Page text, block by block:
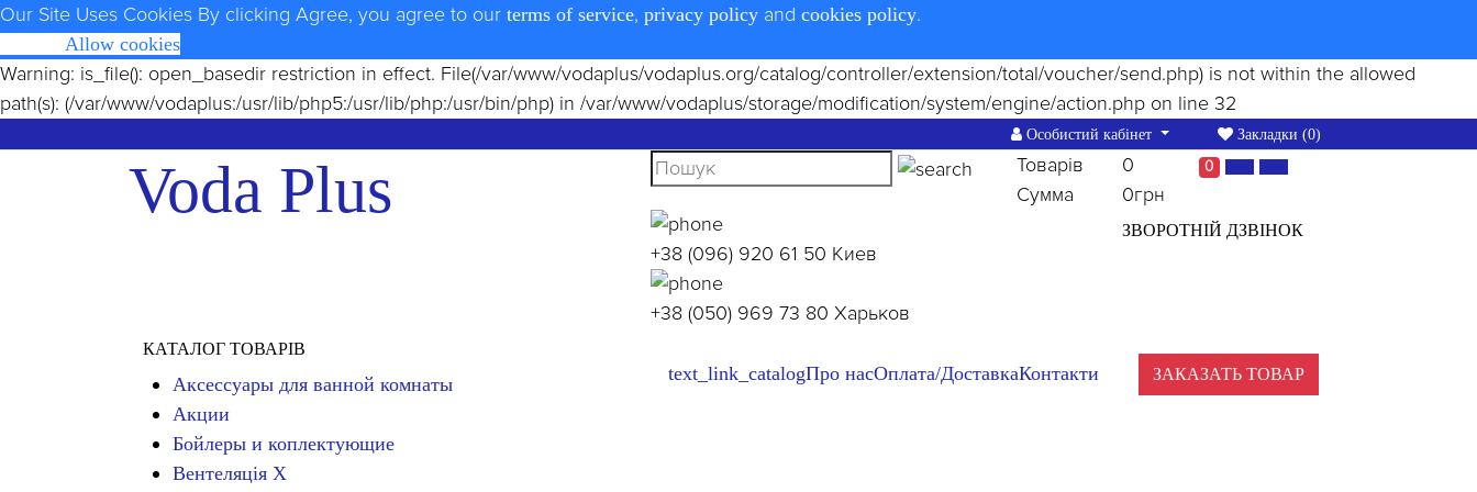
Our Site Uses Cookies By clicking Agree, you agree to our terms of service, privacy policy and cookies policy.
Allow cookies
Warning: is_file(): open_basedir restriction in effect. File(/var/www/vodaplus/vodaplus.org/catalog/controller/extension/total/voucher/send.php) is not within the allowed
path(s): (/var/www/vodaplus:/usr/lib/php5:/usr/lib/php:/usr/bin/php) in /var/www/vodaplus/storage/modification/system/engine/action.php on line 32
Особистий кабінет Закладки (0)
Voda Plus Товарів
0
Сумма
0грн
0
+38 (096) 920 61 50 Киев
+38 (050) 969 73 80 Харьков
ЗВОРОТНІЙ ДЗВІНОК
КАТАЛОГ ТОВАРІВ
Аксессуары для ванной комнаты
Акции
Бойлеры и коплектующие
Вентеляція Х
text_link_catalogПро насОплата/ДоставкаКонтакти ЗАКАЗАТЬ ТОВАР